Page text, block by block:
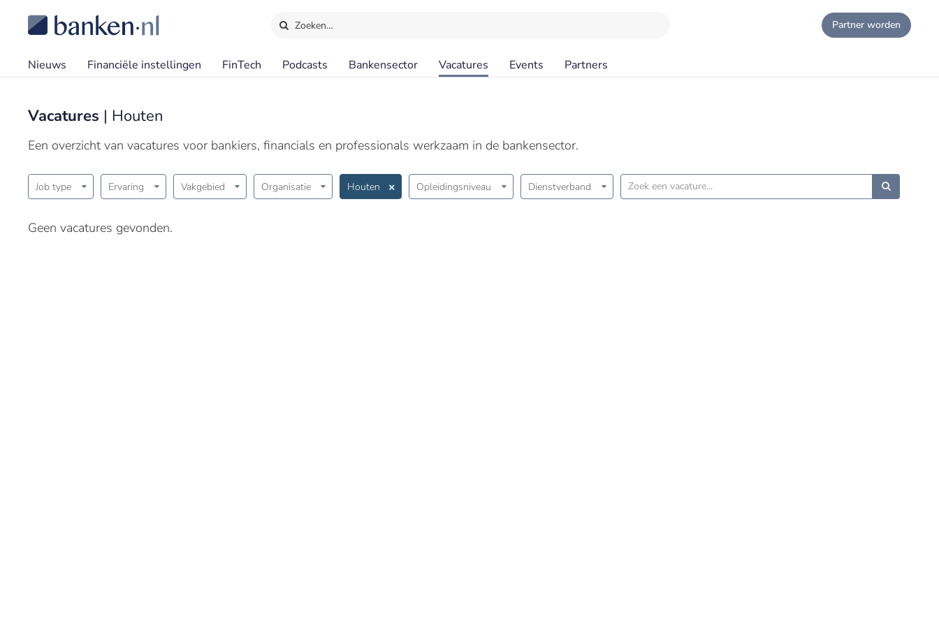
Zoeken… Partner worden
Nieuws Financiële instellingen FinTech Podcasts Bankensector Vacatures Events Partners
Vacatures | Houten
Een overzicht van vacatures voor bankiers, financials en professionals werkzaam in de bankensector.
Job type Ervaring Vakgebied Organisatie Houten Opleidingsniveau Dienstverband
Geen vacatures gevonden.